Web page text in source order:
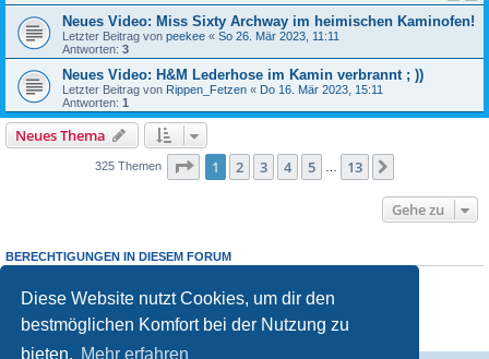
Diese Website nutzt Cookies, um dir den
bestmöglichen Komfort bei der Nutzung zu
bieten. Mehr erfahren
Neues Video: Miss Sixty Archway im heimischen Kaminofen!
Letzter Beitrag von peekee « So 26. Mär 2023, 11:11
Antworten: 3
Neues Video: H&M Lederhose im Kamin verbrannt ; ))
Letzter Beitrag von Rippen_Fetzen « Do 16. Mär 2023, 15:11
Antworten: 1
Neues Thema
325 Themen Seite 1von 13
1 2 3 4 5 13
Gehe zu
BERECHTIGUNGEN IN DIESEM FORUM
Du darfst keineAntworten zu Themen in diesem Forum erstellen.
Du darfst deine Beiträge in diesem Forumnichtändern.
Du darfst deine Beiträge in diesem Forum nicht löschen.
keine